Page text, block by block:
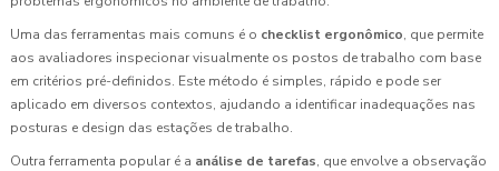
Uma das ferramentas mais comuns é o checklist ergonômico, que permite
aos avaliadores inspecionar visualmente os postos de trabalho com base
em critérios pré-definidos. Este método é simples, rápido e pode ser
aplicado em diversos contextos, ajudando a identificar inadequações nas
posturas e design das estações de trabalho.
Outra ferramenta popular é a análise de tarefas, que envolve a observação